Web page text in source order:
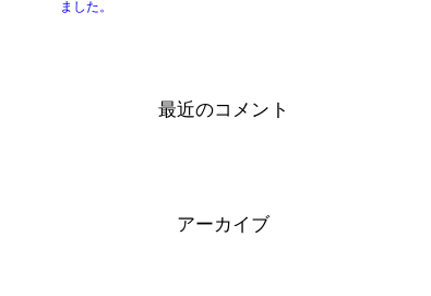
ました。
最近のコメント
アーカイブ